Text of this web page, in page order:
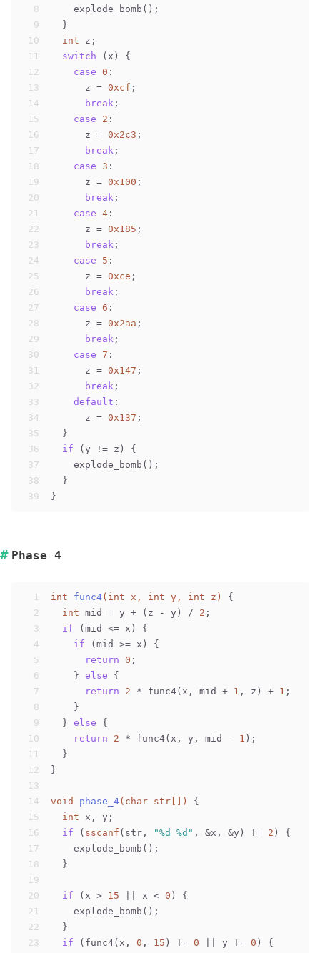
8
9
10
11
12
13
14
15
16
17
18
19
20
21
22
23
24
25
26
27
28
29
30
31
32
33
34
35
36
37
38
39
    explode_bomb();
  }
int z;
switch (x) {
case 0 :
      z =
0xcf ;
break ;
case
2 :
      z =
0x2c3 ;
break ;
case
3 :
      z =
0x100 ;
break ;
case 4 :
      z =
0x185 ;
break ;
case
5 :
      z =
0xce ;
break ;
case 6 :
      z =
0x2aa ;
break ;
case 7 :
      z =
0x147 ;
break ;
default :
      z =
0x137 ;
  }
if (y != z) {
    explode_bomb();
  }
}
Phase 4
1
2
3
4
5
6
7
8
9
10
11
12
13
14
15
16
17
18
19
20
21
22
23
int func4( int x, int y, int z)
{
int mid = y + (z - y) / 2 ;
if (mid <= x) {
if (mid >= x) {
return 0 ;
    }
else {
return
2 * func4(x, mid + 1 , z) + 1 ;
    }
  }
else {
return
2 * func4(x, y, mid - 1 );
  }
}
void phase_4( char str[])
{
int x, y;
if ( sscanf (str, "%d %d" , &x, &y) != 2 ) {
    explode_bomb();
  }
if (x > 15 || x < 0 ) {
    explode_bomb();
  }
if (func4(x, 0 , 15 ) != 0 || y != 0 ) {